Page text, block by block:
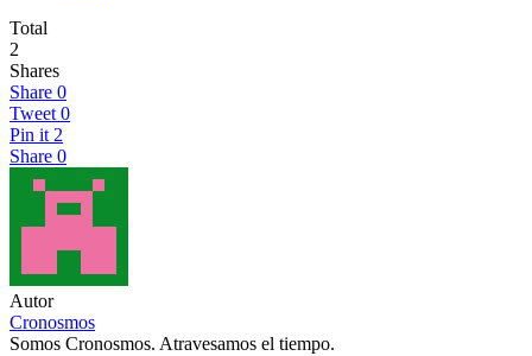
Total
2
Shares
Share 0
Tweet 0
Pin it 2
Share 0
Autor
Cronosmos
Somos Cronosmos. Atravesamos el tiempo.